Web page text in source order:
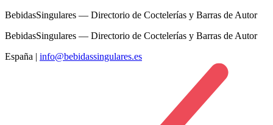
BebidasSingulares — Directorio de Coctelerías y Barras de Autor
BebidasSingulares — Directorio de Coctelerías y Barras de Autor
España | info@bebidassingulares.es